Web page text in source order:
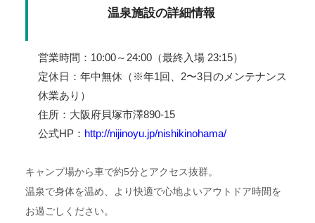
温泉施設の詳細情報
営業時間：10:00～24:00（最終入場 23:15）
定休日：年中無休（※年1回、2〜3日のメンテナンス
休業あり）
住所：大阪府貝塚市澤890-15
公式HP： http://nijinoyu.jp/nishikinohama/
キャンプ場から車で約5分とアクセス抜群。
温泉で身体を温め、より快適で心地よいアウトドア時間を
お過ごしください。